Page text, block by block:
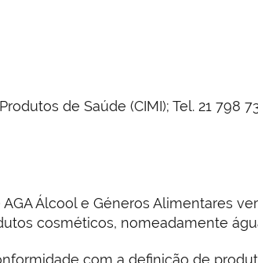
de Saúde (CIMI); Tel. 21 798
Álcool e Géneros Alimentares
cosméticos, nomeadamente
com a definição de